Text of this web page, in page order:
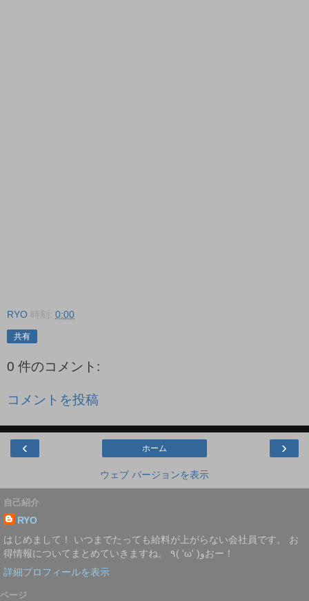
RYO 時刻: 0:00
共有
0 件のコメント:
コメントを投稿
‹ ›
ホーム
ウェブ バージョンを表示
自己紹介
RYO
はじめまして！ いつまでたっても給料が上がらない会社員です。 お
得情報についてまとめていきますね。 ٩( 'ω' )وおー！
詳細プロフィールを表示
ページ